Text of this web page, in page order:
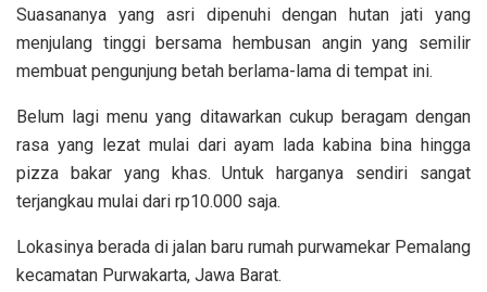
Suasananya yang asri dipenuhi dengan hutan jati yang
menjulang tinggi bersama hembusan angin yang semilir
membuat pengunjung betah berlama-lama di tempat ini.
Belum lagi menu yang ditawarkan cukup beragam dengan
rasa yang lezat mulai dari ayam lada kabina bina hingga
pizza bakar yang khas. Untuk harganya sendiri sangat
terjangkau mulai dari rp10.000 saja.
Lokasinya berada di jalan baru rumah purwamekar Pemalang
kecamatan Purwakarta, Jawa Barat.